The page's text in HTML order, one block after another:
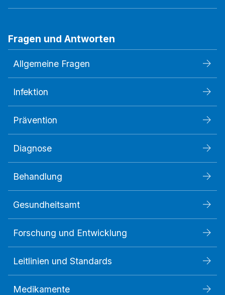
Fragen und Antworten
Allgemeine Fragen
Infektion
Prävention
Diagnose
Behandlung
Gesundheitsamt
Forschung und Entwicklung
Leitlinien und Standards
Medikamente